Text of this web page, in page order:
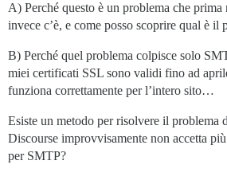
A) Perché questo è un problema che prima
invece c’è, e come posso scoprire qual è il
B) Perché quel problema colpisce solo
miei certificati SSL sono validi fino ad
funziona correttamente per l’intero sito…
Esiste un metodo per risolvere il problema
Discourse improvvisamente non accetta
per SMTP?